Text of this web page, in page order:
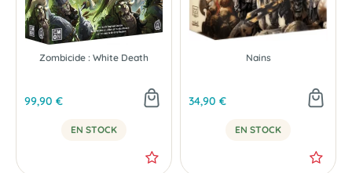
Zombicide : White Death
99,90 €
EN STOCK
Nains
34,90 €
EN STOCK